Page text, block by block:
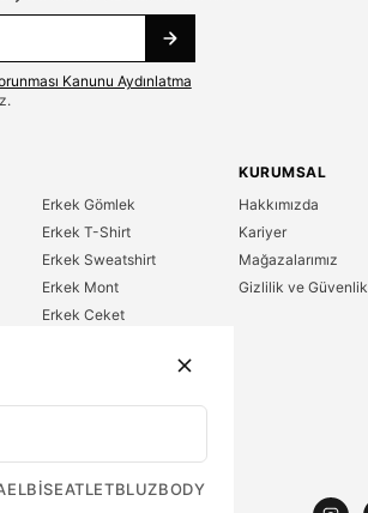
Kanunu Aydınlatma
Erkek Gömlek
Erkek T-Shirt
Erkek Sweatshirt
Erkek Mont
Erkek Ceket
KURUMSAL
Hakkımızda
Kariyer
Mağazalarımız
Gizlilik ve Güvenlik
ELBISEATLETBLUZBODY